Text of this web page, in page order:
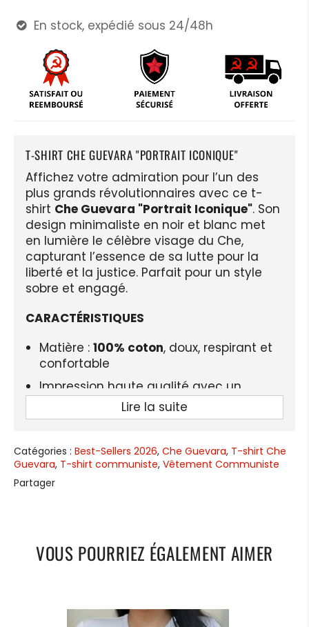
 En stock, expédié sous 24/48h
T-SHIRT CHE GUEVARA "PORTRAIT ICONIQUE"
Affichez votre admiration pour l’un des
plus grands révolutionnaires avec ce t-
shirt Che Guevara "Portrait Iconique". Son
design minimaliste en noir et blanc met
en lumière le célèbre visage du Che,
capturant l’essence de sa lutte pour la
liberté et la justice. Parfait pour un style
sobre et engagé.
CARACTÉRISTIQUES
Matière : 100% coton, doux, respirant et
confortable
Impression haute qualité avec un
portrait emblématique durable
Manches courtes adaptées pour le
Col rond (O-neck) offrant une coupe
classique et polyvalente
Design unisexe, idéal pour hommes et
femmes
LIVRAISON STANDARD OFFERTE
Lire la suite
Catégories : Best-Sellers 2026, Che Guevara, T-shirt Che
Guevara, T-shirt communiste, Vêtement Communiste
Partager
VOUS POURRIEZ ÉGALEMENT AIMER